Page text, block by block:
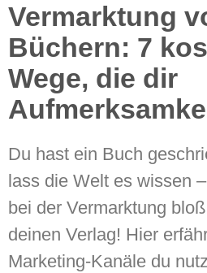
Vermarktung
Büchern: 7
Wege, die dir
Du hast ein Buch
lass die Welt es wissen
bei der Vermarktung
deinen Verlag! Hier
Marketing-Kanäle du